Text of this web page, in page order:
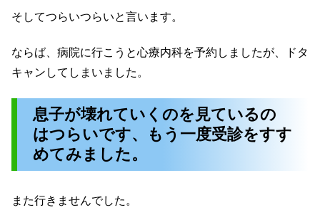
そしてつらいつらいと言います。
ならば、病院に行こうと心療内科を予約しましたが、ドタ
キャンしてしまいました。
息子が壊れていくのを見ているの
はつらいです、もう一度受診をすす
めてみました。
また行きませんでした。